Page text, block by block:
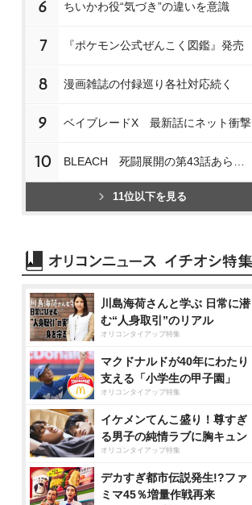
6 ちいかわ役“気づき”の違いを意識
7 『ポケモン公式ぜんこく図鑑』発売
8 漫画雑誌の付録巡り各社対応続く
9 ベイブレードX 最新話にネット衝撃
10
11位以下を見る
川島海荷さんと学ぶ 日常に潜
む“人身取引”のリアル
オリコンタイアップ特集
マクドナルドが40年にわたり
支える「小学生の甲子園」
オリコンタイアップ特集
イケメンてんこ盛り！尊すぎ
る男子の純情ラブに胸キュン
オリコンタイアップ特集
デカすぎ都市伝説発生!?ファ
ミマ45％増量作戦再来